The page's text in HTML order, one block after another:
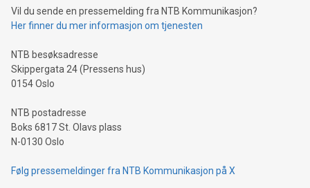
Vil du sende en pressemelding fra NTB Kommunikasjon?
Her finner du mer informasjon om tjenesten
NTB besøksadresse
Skippergata 24 (Pressens hus)
0154 Oslo
NTB postadresse
Boks 6817 St. Olavs plass
N-0130 Oslo
Følg pressemeldinger fra NTB Kommunikasjon på X